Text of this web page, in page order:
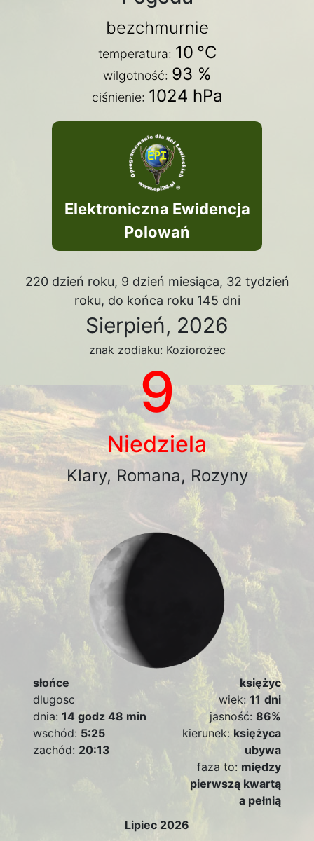
bezchmurnie
temperatura: 10 °C
wilgotność: 93 %
ciśnienie: 1024 hPa
Elektroniczna Ewidencja
Polowań
220 dzień roku, 9 dzień miesiąca, 32 tydzień
roku, do końca roku 145 dni
Sierpień, 2026
znak zodiaku: Koziorożec
9
Niedziela
Klary, Romana, Rozyny
słońce
dlugosc
dnia:14 godz 48 min
wschód: 5:25
zachód: 20:13
księżyc
wiek: 11 dni
jasność: 86%
kierunek: księżyca
ubywa
faza to: między
pierwszą kwartą
a pełnią
Lipiec 2026